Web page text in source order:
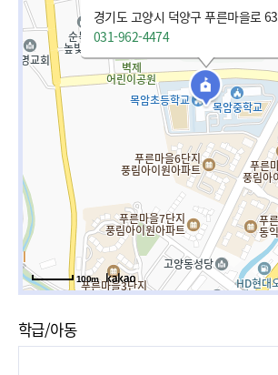
경기도 고양시 덕양구 푸른마을로 63
031-962-4474
100m
학급/아동